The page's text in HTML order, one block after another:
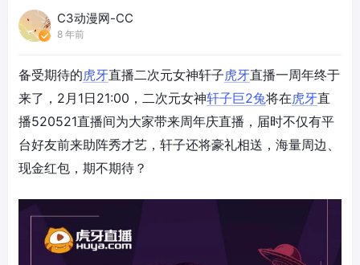
C3动漫网-CC
8 年前
备受期待的虎牙直播二次元女神轩子虎牙直播一周年终于
来了，2月1日21:00，二次元女神轩子巨2兔将在虎牙直
播520521直播间为大家带来周年庆直播，届时不仅有平
台好友前来助阵秀才艺，轩子还将豪礼相送，海量周边、
现金红包，期不期待？